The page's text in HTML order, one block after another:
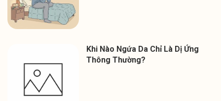
Khi Nào Ngứa Da Chỉ Là Dị Ứng
Thông Thường?